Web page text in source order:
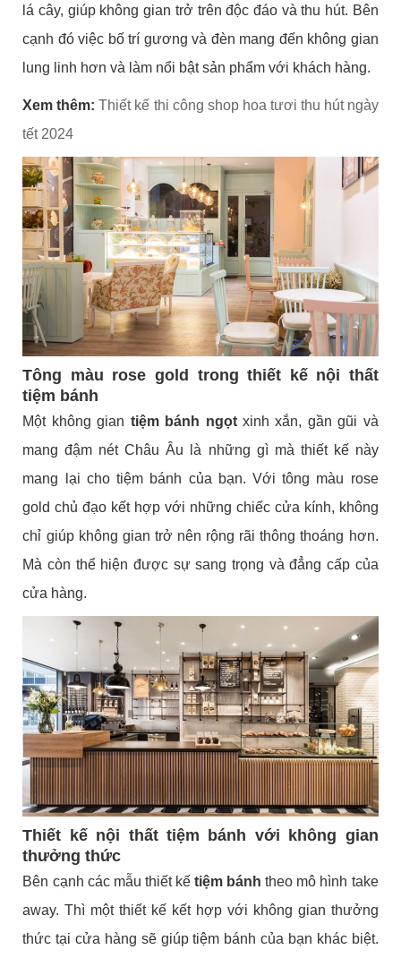
lá cây, giúp không gian trở trên độc đáo và thu hút. Bên
cạnh đó việc bố trí gương và đèn mang đến không gian
lung linh hơn và làm nổi bật sản phẩm với khách hàng.
Xem thêm: Thiết kế thi công shop hoa tươi thu hút ngày
tết 2024
Tông màu rose gold trong thiết kế nội thất
tiệm bánh
Một không gian tiệm bánh ngọtxinh xắn, gần gũi và
mang đậm nét Châu Âu là những gì mà thiết kế này
mang lại cho tiệm bánh của bạn. Với tông màu rose
gold chủ đạo kết hợp với những chiếc cửa kính, không
chỉ giúp không gian trở nên rộng rãi thông thoáng hơn.
Mà còn thể hiện được sự sang trọng và đẳng cấp của
cửa hàng.
Thiết kế nội thất tiệm bánh với không gian
thưởng thức
Bên cạnh các mẫu thiết kếtiệm bánh theo mô hình take
away. Thì một thiết kế kết hợp với không gian thưởng
thức tại cửa hàng sẽ giúp tiệm bánh của bạn khác biệt.